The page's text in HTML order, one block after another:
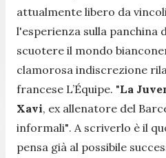
attualmente libero da
l'esperienza sulla panchina
scuotere il mondo
clamorosa indiscrezione
francese L’Équipe. "La
Xavi, ex allenatore del
informali". A scriverlo è il
pensa già al possibile